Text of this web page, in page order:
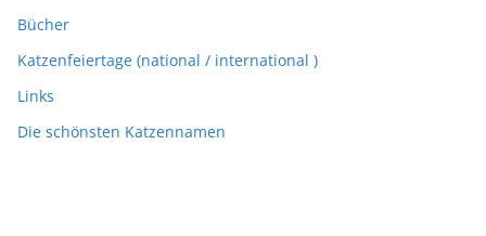
Bücher
Katzenfeiertage (national / international )
Links
Die schönsten Katzennamen